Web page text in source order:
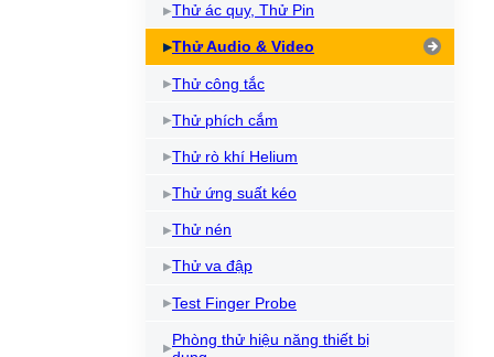
Thử ác quy, Thử Pin
Thử Audio & Video
Thử công tắc
Thử phích cắm
Thử rò khí Helium
Thử ứng suất kéo
Thử nén
Thử va đập
Test Finger Probe
Phòng thử hiệu năng thiết bị